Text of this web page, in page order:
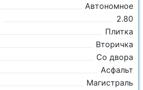
Автономное
2.80
Плитка
Вторичка
Со двора
Асфальт
Магистраль